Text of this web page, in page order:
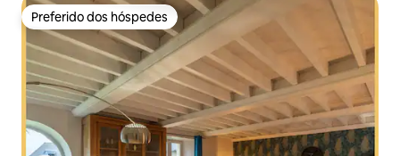
Preferido dos hóspedes
Preferido dos hóspedes